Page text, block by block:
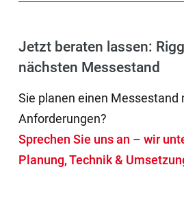
Jetzt beraten lassen:
nächsten Messestand
Sie planen einen Messestand
Anforderungen?
Sprechen Sie uns an – wir
Planung, Technik &